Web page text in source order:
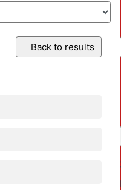
Back to results